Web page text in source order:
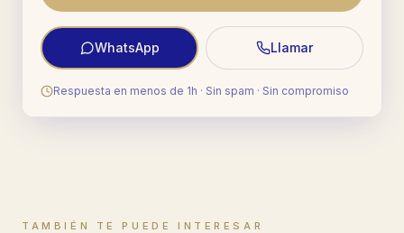
WhatsApp Llamar
Respuesta en menos de 1h · Sin spam · Sin compromiso
TAMBIÉN TE PUEDE INTERESAR